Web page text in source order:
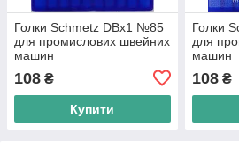
Голки Schmetz DBх1 №85
для промислових швейних
машин
108 ₴
Купити
Голки
для
машин
108₴